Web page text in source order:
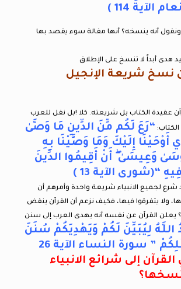
الآية 114 )
أنه ينسخه؟ أنها مقالة سوء يقصد بها
هدى أبداً لا تنسخ على الإطلاق
نسخ شريعة الإنجيل
عقيدة الكتاب بل شريعته. كلا !بل نقل للعرب
“رَعَ لَكُم مِّنَ الدِّينِ مَا وَصَّىٰ
أَوْحَيْنَا إِلَيْكَ وَمَا وَصَّيْنَا بِهِ
وَعِيسَىٰ ۖ أَنْ أَقِيمُوا الدِّينَ
“(شورى الآية 13 )
لجميع الانبياء شريعة واحدة وأمرهم أن
ولا يتفرقوا فيها، فكيف نزعم أن القرآن ينقض
القرآن عن نفسه أنه يهدى العرب إلى سنن
اللَّهُ لِيُبَيِّنَ لَكُمْ وَيَهْدِيَكُمْ سُنَنَ
” سورة النساء الآية 26
إلى شرائع الانبياء